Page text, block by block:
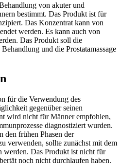
von akuter und
bestimmt. Das Produkt ist für
Das Konzentrat kann von
werden. Es kann auch von
Das Produkt soll die
und die Prostatamassage
für die Verwendung des
gegenüber seinen
wird nicht für Männer empfohlen,
diagnostiziert wurden.
frühen Phasen der
verwenden, sollte zunächst mit dem
werden. Das Produkt ist nicht für
noch nicht durchlaufen haben.